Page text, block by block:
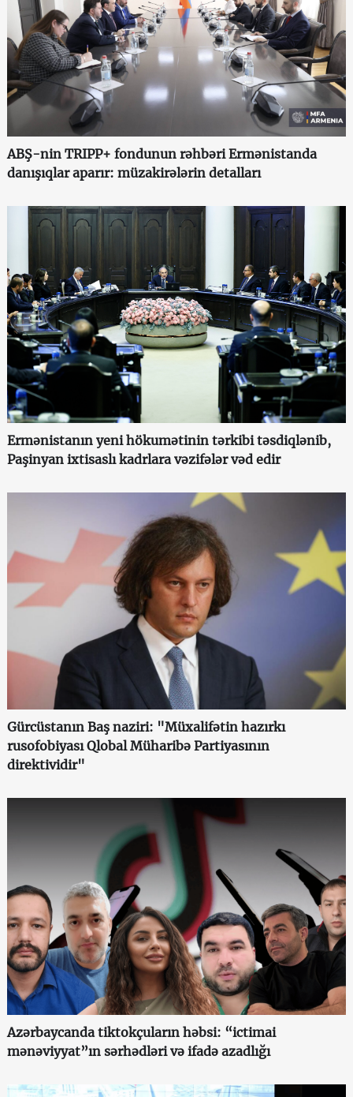
ABŞ-nin TRIPP+ fondunun rəhbəri Ermənistanda
danışıqlar aparır: müzakirələrin detalları
Ermənistanın yeni hökumətinin tərkibi təsdiqlənib,
Paşinyan ixtisaslı kadrlara vəzifələr vəd edir
Gürcüstanın Baş naziri: "Müxalifətin hazırkı
rusofobiyası Qlobal Müharibə Partiyasının
direktividir"
Azərbaycanda tiktokçuların həbsi: “ictimai
mənəviyyat”ın sərhədləri və ifadə azadlığı